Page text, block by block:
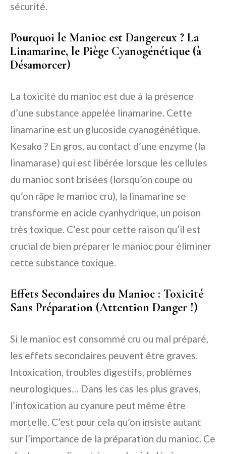
sécurité.
Pourquoi le Manioc est Dangereux ? La
Linamarine, le Piège Cyanogénétique (à
Désamorcer)
La toxicité du manioc est due à la présence
d’une substance appelée linamarine. Cette
linamarine est un glucoside cyanogénétique.
Kesako ? En gros, au contact d’une enzyme (la
linamarase) qui est libérée lorsque les cellules
du manioc sont brisées (lorsqu’on coupe ou
qu’on râpe le manioc cru), la linamarine se
transforme en acide cyanhydrique, un poison
très toxique. C’est pour cette raison qu’il est
crucial de bien préparer le manioc pour éliminer
cette substance toxique.
Effets Secondaires du Manioc : Toxicité
Sans Préparation (Attention Danger !)
Si le manioc est consommé cru ou mal préparé,
les effets secondaires peuvent être graves.
Intoxication, troubles digestifs, problèmes
neurologiques… Dans les cas les plus graves,
l’intoxication au cyanure peut même être
mortelle. C’est pour cela qu’on insiste autant
sur l’importance de la préparation du manioc. Ce